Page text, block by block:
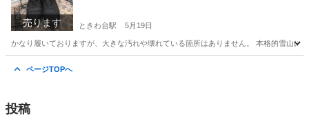
売ります ときわ台駅 5月19日
かなり履いておりますが、大きな汚れや壊れている箇所はありません。 本格的雪山
ページTOPへ
投稿